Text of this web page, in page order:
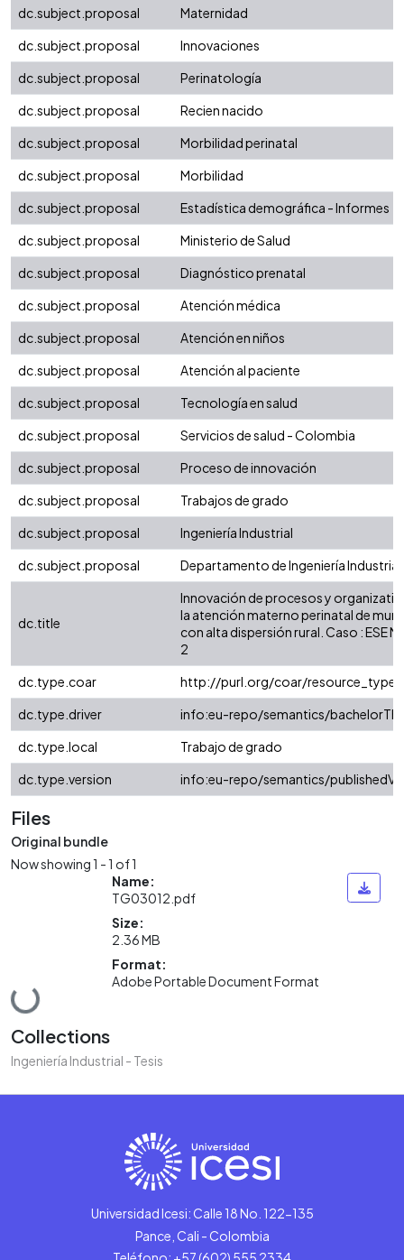
dc.subject.proposal
Maternidad
dc.subject.proposal
Innovaciones
dc.subject.proposal
Perinatología
dc.subject.proposal
Recien nacido
dc.subject.proposal
Morbilidad perinatal
dc.subject.proposal
Morbilidad
dc.subject.proposal
Estadística demográfica - Informes
dc.subject.proposal
Ministerio de Salud
dc.subject.proposal
Diagnóstico prenatal
dc.subject.proposal
Atención médica
dc.subject.proposal
Atención en niños
dc.subject.proposal
Atención al paciente
dc.subject.proposal
Tecnología en salud
dc.subject.proposal
Servicios de salud - Colombia
dc.subject.proposal
Proceso de innovación
dc.subject.proposal
Trabajos de grado
dc.subject.proposal
Ingeniería Industrial
dc.subject.proposal
Departamento de Ingeniería Industrial
dc.title
Innovación de procesos y
la atención materno perinatal de
con alta dispersión rural. Caso : ESE
2
dc.type.coar
http://purl.org/coar/resource_type/
dc.type.driver
info:eu-repo/semantics/
dc.type.local
Trabajo de grado
dc.type.version
info:eu-repo/semantics/
Files
Original bundle
Now showing1 - 1 of 1
Loading...
Name:
TG03012.pdf
Size:
2.36 MB
Format:
Adobe Portable Document Format
Collections
Ingeniería Industrial - Tesis
Universidad Icesi: Calle 18 No. 122-135
Pance, Cali - Colombia